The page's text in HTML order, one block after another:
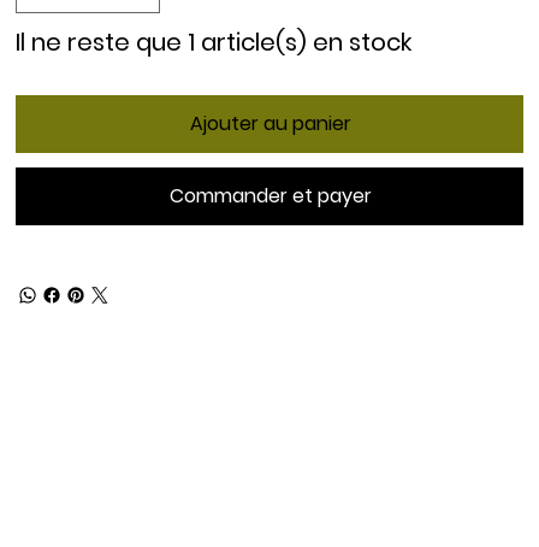
Il ne reste que 1 article(s) en stock
Ajouter au panier
Commander et payer